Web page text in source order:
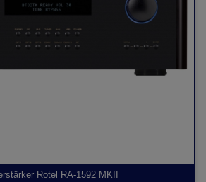
Rotel RA-1592 MKII